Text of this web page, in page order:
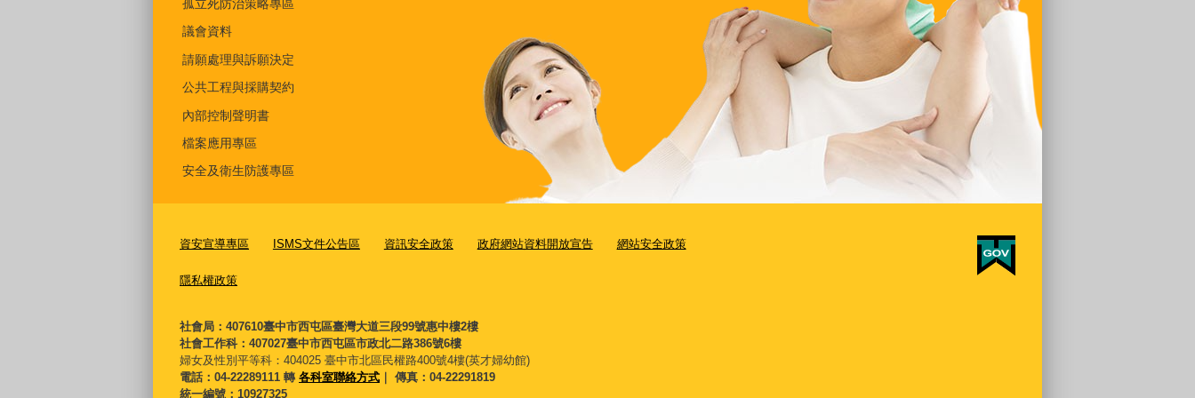
孤立死防治策略專區
議會資料
請願處理與訴願決定
公共工程與採購契約
內部控制聲明書
檔案應用專區
安全及衛生防護專區
資安宣導專區 ISMS文件公告區 資訊安全政策 政府網站資料開放宣告 網站安全政策
隱私權政策
社會局：407610臺中市西屯區臺灣大道三段99號惠中樓2樓
社會工作科：407027臺中市西屯區市政北二路386號6樓
婦女及性別平等科： 404025 臺中市北區民權路400號4樓(英才婦幼館)
電話：04-22289111 轉 各科室聯絡方式 ｜ 傳真：04-22291819
統一編號：10927325